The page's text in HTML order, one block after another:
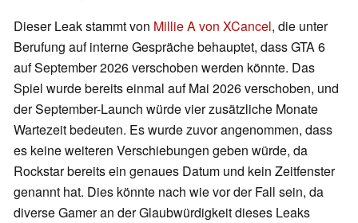
Dieser Leak stammt von Millie A von XCancel, die unter
Berufung auf interne Gespräche behauptet, dass GTA 6
auf September 2026 verschoben werden könnte. Das
Spiel wurde bereits einmal auf Mai 2026 verschoben, und
der September-Launch würde vier zusätzliche Monate
Wartezeit bedeuten. Es wurde zuvor angenommen, dass
es keine weiteren Verschiebungen geben würde, da
Rockstar bereits ein genaues Datum und kein Zeitfenster
genannt hat. Dies könnte nach wie vor der Fall sein, da
diverse Gamer an der Glaubwürdigkeit dieses Leaks